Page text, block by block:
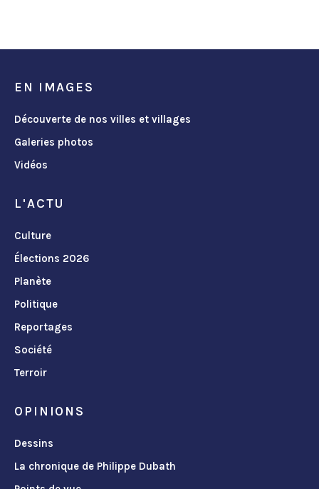
EN IMAGES
Découverte de nos villes et villages
Galeries photos
Vidéos
L'ACTU
Culture
Élections 2026
Planète
Politique
Reportages
Société
Terroir
OPINIONS
Dessins
La chronique de Philippe Dubath